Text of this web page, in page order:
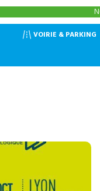
VOIRIE & PARKING